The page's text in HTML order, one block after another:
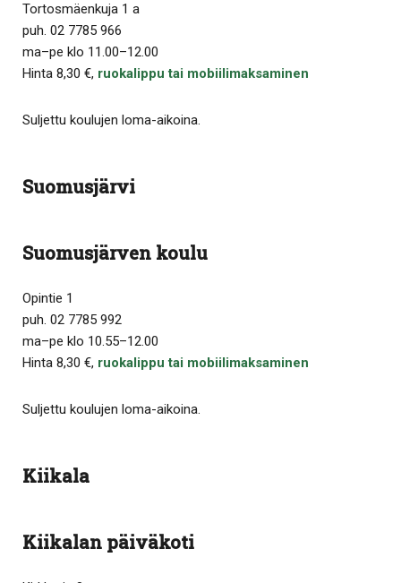
Tortosmäenkuja 1 a
puh. 02 7785 966
ma–pe klo 11.00–12.00
Hinta 8,30 €, ruokalippu tai mobiilimaksaminen
Suljettu koulujen loma-aikoina.
Suomusjärvi
Suomusjärven koulu
Opintie 1
puh. 02 7785 992
ma–pe klo 10.55–12.00
Hinta 8,30 €, ruokalippu tai mobiilimaksaminen
Suljettu koulujen loma-aikoina.
Kiikala
Kiikalan päiväkoti